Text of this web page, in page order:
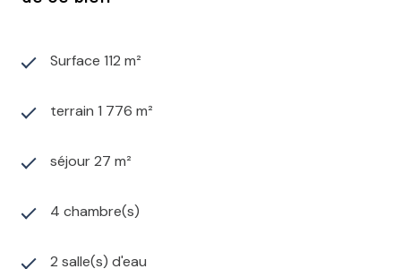
Surface 112 m²
terrain 1 776 m²
séjour 27 m²
4 chambre(s)
2 salle(s) d'eau